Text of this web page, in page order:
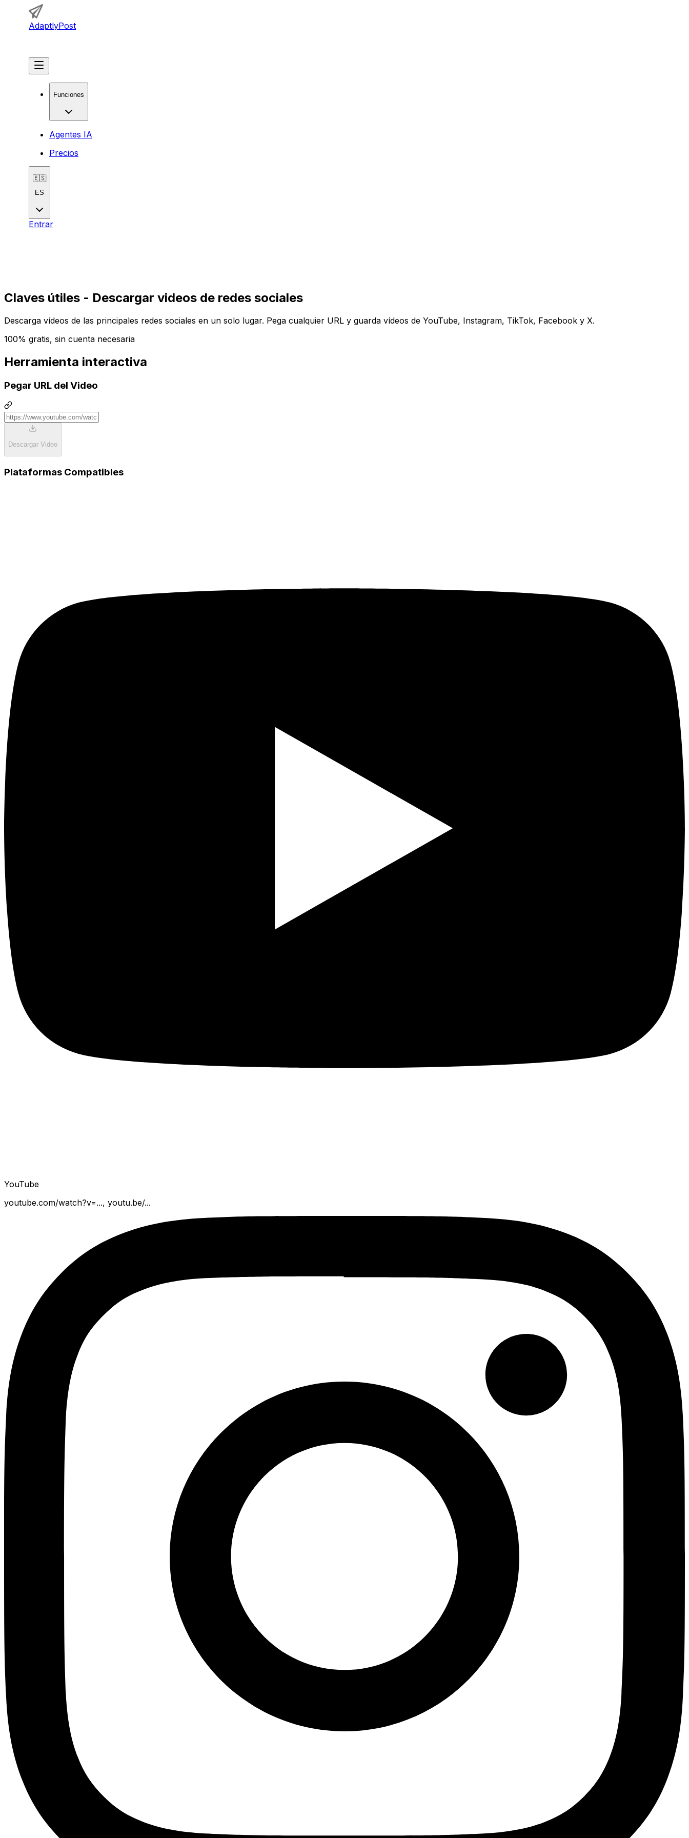
AdaptlyPost
Funciones
Agentes IA
Precios
🇪🇸
ES
Entrar
Claves útiles - Descargar videos de redes sociales
Descarga vídeos de las principales redes sociales en un solo lugar. Pega cualquier URL y guarda vídeos de YouTube, Instagram, TikTok, Facebook y X.
100% gratis, sin cuenta necesaria
Herramienta interactiva
Pegar URL del Video
Descargar Video
Plataformas Compatibles
YouTube
youtube.com/watch?v=..., youtu.be/...